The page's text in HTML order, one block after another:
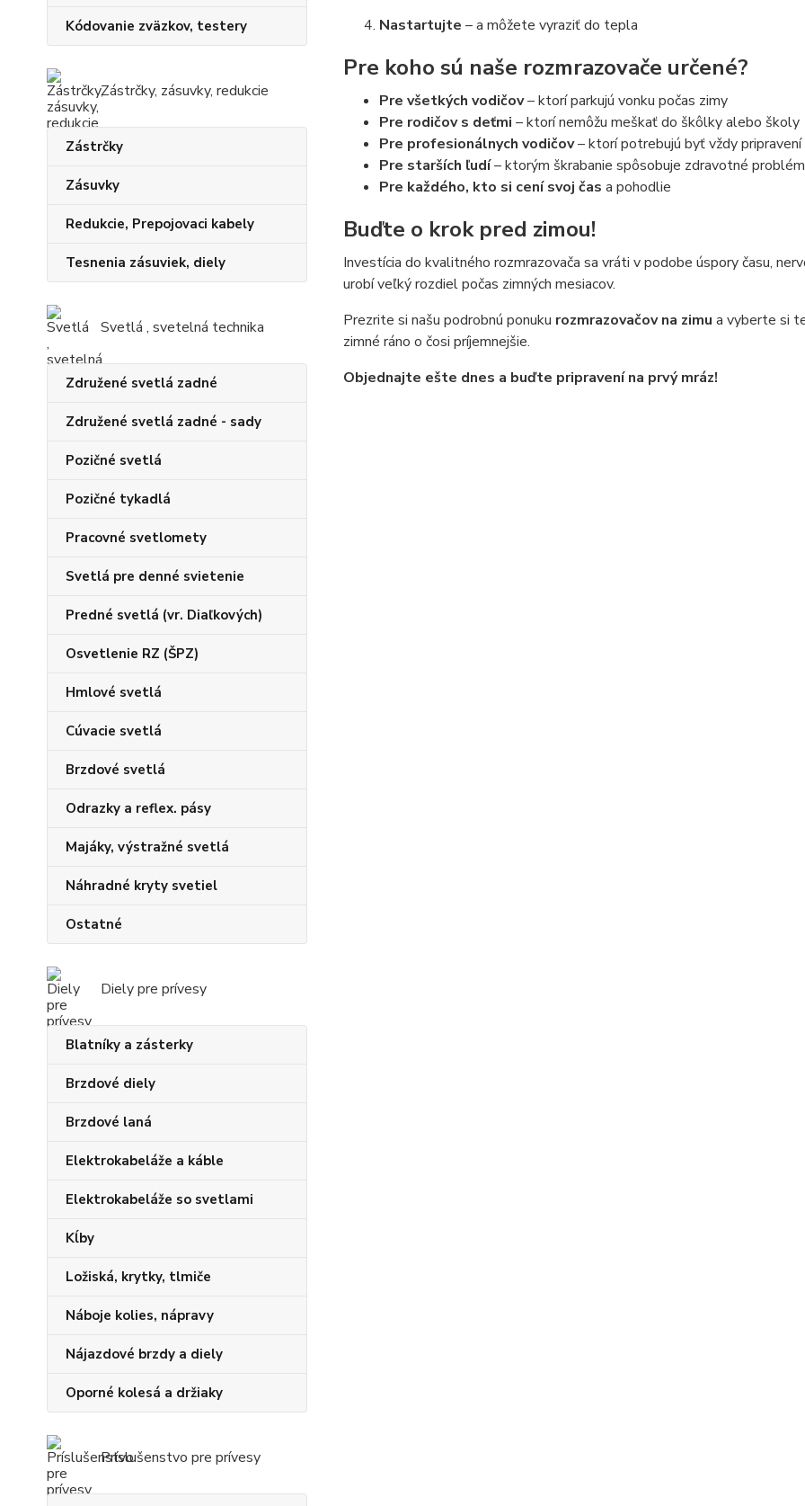
Kódovanie zväzkov, testery
Zástrčky, zásuvky, redukcie
Zástrčky
Zásuvky
Redukcie, Prepojovaci kabely
Tesnenia zásuviek, diely
Svetlá , svetelná technika
Združené svetlá zadné
Združené svetlá zadné - sady
Pozičné svetlá
Pozičné tykadlá
Pracovné svetlomety
Svetlá pre denné svietenie
Predné svetlá (vr. Diaľkových)
Osvetlenie RZ (ŠPZ)
Hmlové svetlá
Cúvacie svetlá
Brzdové svetlá
Odrazky a reflex. pásy
Majáky, výstražné svetlá
Náhradné kryty svetiel
Ostatné
Diely pre prívesy
Blatníky a zásterky
Brzdové diely
Brzdové laná
Elektrokabeláže a káble
Elektrokabeláže so svetlami
Kĺby
Ložiská, krytky, tlmiče
Náboje kolies, nápravy
Nájazdové brzdy a diely
Oporné kolesá a držiaky
Príslušenstvo pre prívesy
Nastartujte – a môžete vyraziť do tepla
Pre koho sú naše rozmrazovače určené?
Pre všetkých vodičov– ktorí parkujú vonku počas zimy
Pre rodičov s deťmi – ktorí nemôžu meškať do škôlky alebo školy
Pre profesionálnych vodičov– ktorí potrebujú byť vždy pripravení
Pre starších ľudí– ktorým škrabanie spôsobuje zdravotné
Pre každého, kto si cení svoj čas a pohodlie
Buďte o krok pred zimou!
Investícia do kvalitného rozmrazovača sa vráti v podobe úspory času,
urobí veľký rozdiel počas zimných mesiacov.
Prezrite si našu podrobnú ponuku rozmrazovačov na zimu a vyberte si
zimné ráno o čosi príjemnejšie.
Objednajte ešte dnes a buďte pripravení na prvý mráz!